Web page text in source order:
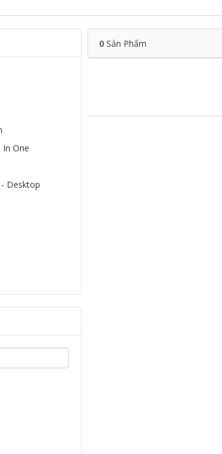
In One
Desktop
0Sản Phẩm